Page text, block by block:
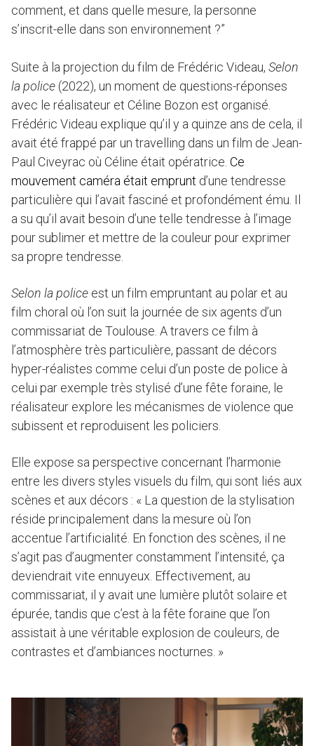
comment, et dans quelle mesure, la personne
s’inscrit-elle dans son environnement ?”
Suite à la projection du film de Frédéric Videau, Selon
la police (2022), un moment de questions-réponses
avec le réalisateur et Céline Bozon est organisé.
Frédéric Videau explique qu’il y a quinze ans de cela, il
avait été frappé par un travelling dans un film de Jean-
Paul Civeyrac où Céline était opératrice. Ce
mouvement caméra était emprunt d’une tendresse
particulière qui l’avait fasciné et profondément ému. Il
a su qu’il avait besoin d’une telle tendresse à l’image
pour sublimer et mettre de la couleur pour exprimer
sa propre tendresse.
Selon la police est un film empruntant au polar et au
film choral où l’on suit la journée de six agents d’un
commissariat de Toulouse. A travers ce film à
l’atmosphère très particulière, passant de décors
hyper-réalistes comme celui d’un poste de police à
celui par exemple très stylisé d’une fête foraine, le
réalisateur explore les mécanismes de violence que
subissent et reproduisent les policiers.
Elle expose sa perspective concernant l’harmonie
entre les divers styles visuels du film, qui sont liés aux
scènes et aux décors : « La question de la stylisation
réside principalement dans la mesure où l’on
accentue l’artificialité. En fonction des scènes, il ne
s’agit pas d’augmenter constamment l’intensité, ça
deviendrait vite ennuyeux. Effectivement, au
commissariat, il y avait une lumière plutôt solaire et
épurée, tandis que c’est à la fête foraine que l’on
assistait à une véritable explosion de couleurs, de
contrastes et d’ambiances nocturnes. »